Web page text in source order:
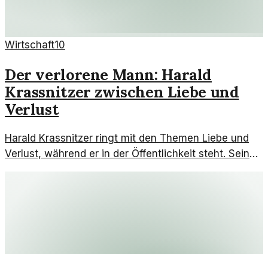
Wirtschaft10
Der verlorene Mann: Harald
Krassnitzer zwischen Liebe und
Verlust
Harald Krassnitzer ringt mit den Themen Liebe und
Verlust, während er in der Öffentlichkeit steht. Seine
jüngsten Erfahrungen werfen Fragen über seine